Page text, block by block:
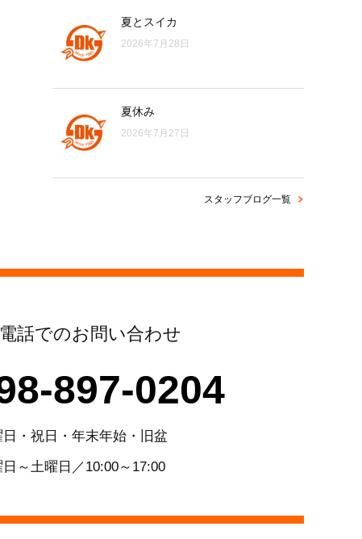
夏とスイカ
2026年7月28日
夏休み
2026年7月27日
スタッフブログ一覧
話でのお問い合わせ
897-0204
日・祝日・年末年始・旧盆
日～土曜日／10:00～17:00